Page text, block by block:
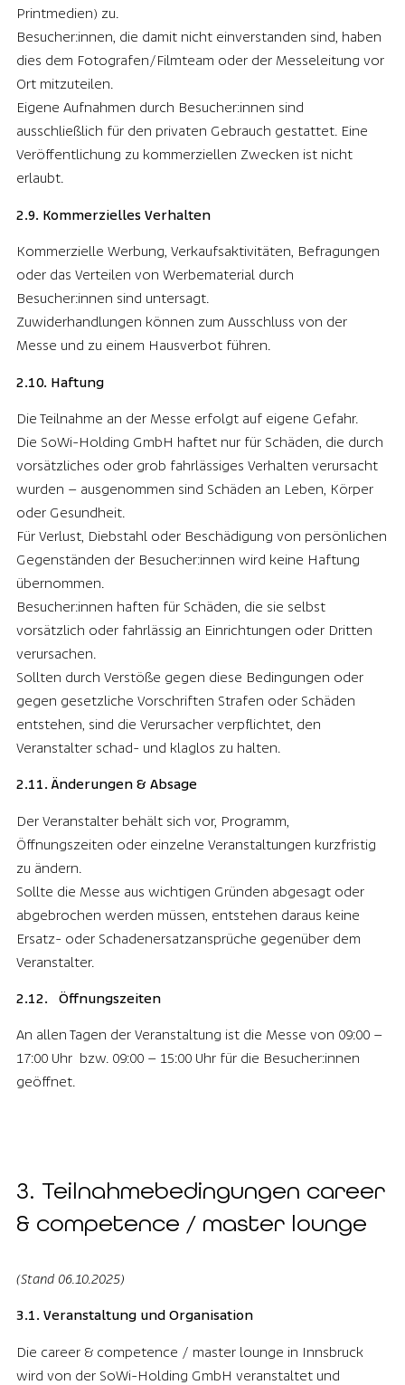
Printmedien) zu.
Besucher:innen, die damit nicht einverstanden sind, haben
dies dem Fotografen/Filmteam oder der Messeleitung vor
Ort mitzuteilen.
Eigene Aufnahmen durch Besucher:innen sind
ausschließlich für den privaten Gebrauch gestattet. Eine
Veröffentlichung zu kommerziellen Zwecken ist nicht
erlaubt.
2.9. Kommerzielles Verhalten
Kommerzielle Werbung, Verkaufsaktivitäten, Befragungen
oder das Verteilen von Werbematerial durch
Besucher:innen sind untersagt.
Zuwiderhandlungen können zum Ausschluss von der
Messe und zu einem Hausverbot führen.
2.10. Haftung
Die Teilnahme an der Messe erfolgt auf eigene Gefahr.
Die SoWi-Holding GmbH haftet nur für Schäden, die durch
vorsätzliches oder grob fahrlässiges Verhalten verursacht
wurden – ausgenommen sind Schäden an Leben, Körper
oder Gesundheit.
Für Verlust, Diebstahl oder Beschädigung von persönlichen
Gegenständen der Besucher:innen wird keine Haftung
übernommen.
Besucher:innen haften für Schäden, die sie selbst
vorsätzlich oder fahrlässig an Einrichtungen oder Dritten
verursachen.
Sollten durch Verstöße gegen diese Bedingungen oder
gegen gesetzliche Vorschriften Strafen oder Schäden
entstehen, sind die Verursacher verpflichtet, den
Veranstalter schad- und klaglos zu halten.
2.11. Änderungen & Absage
Der Veranstalter behält sich vor, Programm,
Öffnungszeiten oder einzelne Veranstaltungen kurzfristig
zu ändern.
Sollte die Messe aus wichtigen Gründen abgesagt oder
abgebrochen werden müssen, entstehen daraus keine
Ersatz- oder Schadenersatzansprüche gegenüber dem
Veranstalter.
2.12. Öffnungszeiten
An allen Tagen der Veranstaltung ist die Messe von 09:00 –
17:00 Uhr bzw. 09:00 – 15:00 Uhr für die Besucher:innen
geöffnet.
3. Teilnahme­bedingungen career
& competence / master lounge
(Stand 06.10.2025)
3.1. Veranstaltung und Organisation
Die career & competence / master lounge in Innsbruck
wird von der SoWi-Holding GmbH veranstaltet und